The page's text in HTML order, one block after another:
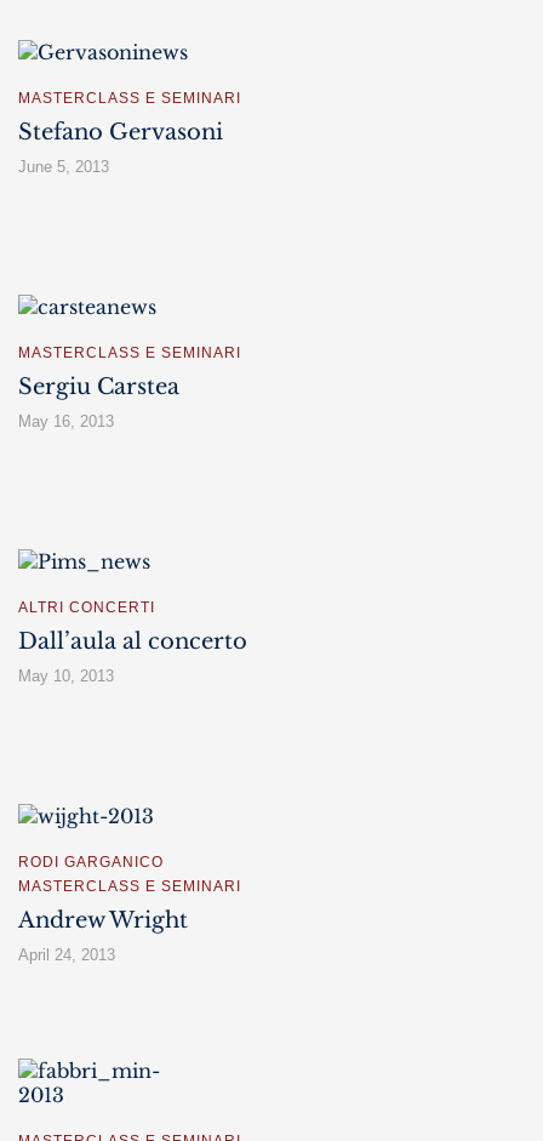
MASTERCLASS E SEMINARI
Stefano Gervasoni
June 5, 2013
MASTERCLASS E SEMINARI
Sergiu Carstea
May 16, 2013
ALTRI CONCERTI
Dall’aula al concerto
May 10, 2013
RODI GARGANICO
MASTERCLASS E SEMINARI
Andrew Wright
April 24, 2013